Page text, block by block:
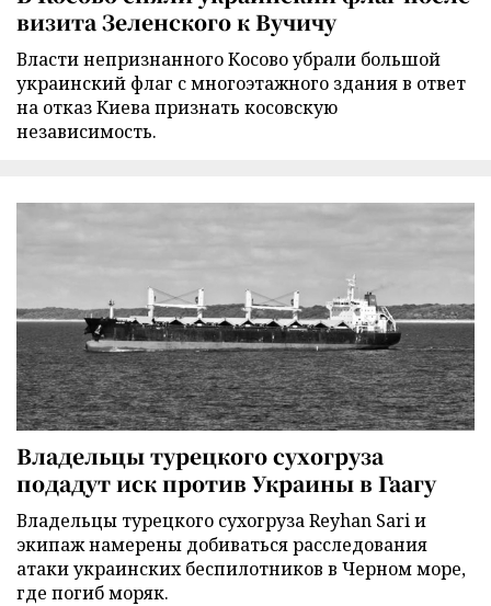
визита Зеленского к Вучичу
Власти непризнанного Косово убрали большой
украинский флаг с многоэтажного здания в ответ
на отказ Киева признать косовскую
независимость.
Владельцы турецкого сухогруза
подадут иск против Украины в Гаагу
Владельцы турецкого сухогруза Reyhan Sari и
экипаж намерены добиваться расследования
атаки украинских беспилотников в Черном море,
где погиб моряк.